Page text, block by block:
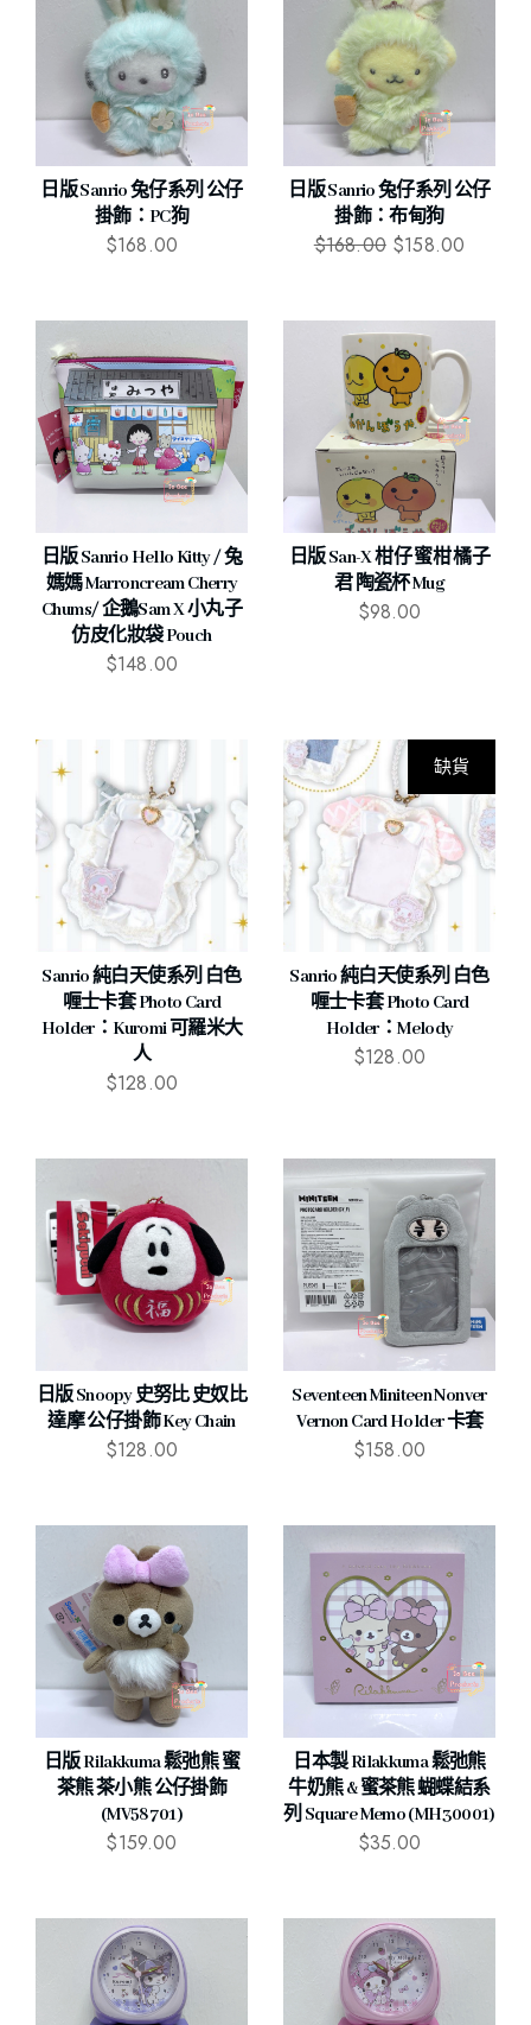
日版 Sanrio 兔仔系列 公仔
掛飾：PC狗
$168.00
日版 Sanrio 兔仔系列 公仔
掛飾：布甸狗
$168.00 $158.00
日版 Sanrio Hello Kitty / 兔
媽媽 Marroncream Cherry
Chums/ 企鵝Sam X 小丸子
仿皮化妝袋 Pouch
$148.00
日版 San-X 柑仔 蜜柑 橘子
君 陶瓷杯 Mug
$98.00
Sanrio 純白天使系列 白色
喱士卡套 Photo Card
Holder：Kuromi 可羅米大
人
$128.00
缺貨
Sanrio 純白天使系列 白色
喱士卡套 Photo Card
Holder：Melody
$128.00
日版 Snoopy 史努比 史奴比
達摩 公仔掛飾 Key Chain
$128.00
Seventeen Miniteen Nonver
Vernon Card Holder 卡套
$158.00
日版 Rilakkuma 鬆弛熊 蜜
茶熊 茶小熊 公仔掛飾
(MV58701)
$159.00
日本製 Rilakkuma 鬆弛熊
牛奶熊 & 蜜茶熊 蝴蝶結系
列 Square Memo (MH30001)
$35.00